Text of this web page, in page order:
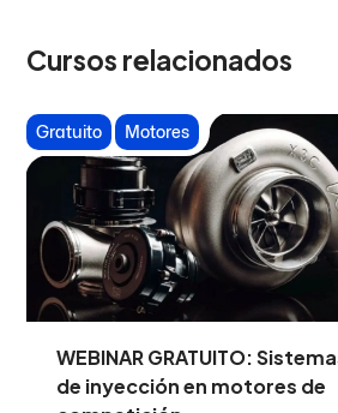
Cursos relacionados
Gratuito Motores
WEBINAR GRATUITO:
de inyección en motores de